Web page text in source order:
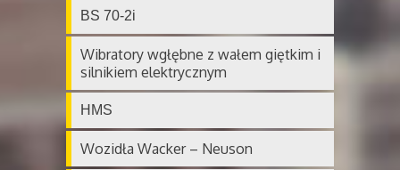
BS 70-2i
Wibratory wgłębne z wałem giętkim i
silnikiem elektrycznym
HMS
Wozidła Wacker – Neuson